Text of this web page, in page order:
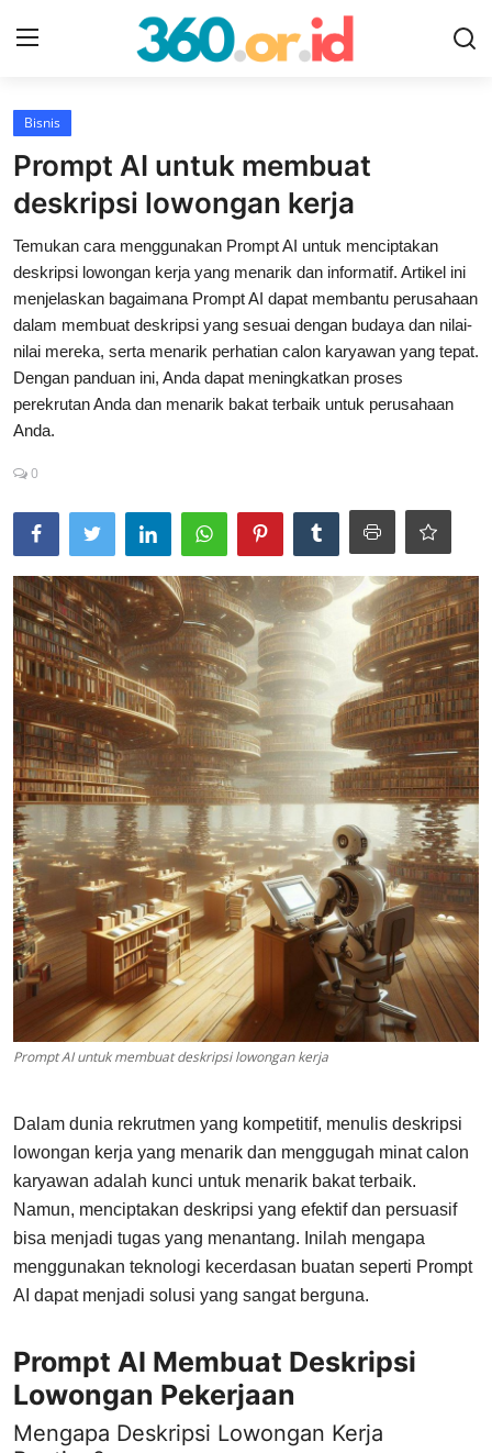
Beranda
Kontak
Contoh
Gambar
Bisnis
Sosmed
Artikel
Periklanan
Galeri
Submit Prompt Anda
Kustom
Bisnis
Prompt AI untuk membuat
deskripsi lowongan kerja
Temukan cara menggunakan Prompt AI untuk menciptakan
deskripsi lowongan kerja yang menarik dan informatif. Artikel ini
menjelaskan bagaimana Prompt AI dapat membantu perusahaan
dalam membuat deskripsi yang sesuai dengan budaya dan nilai-
nilai mereka, serta menarik perhatian calon karyawan yang tepat.
Dengan panduan ini, Anda dapat meningkatkan proses
perekrutan Anda dan menarik bakat terbaik untuk perusahaan
Anda.
0
Prompt AI untuk membuat deskripsi lowongan kerja
Dalam dunia rekrutmen yang kompetitif, menulis deskripsi
lowongan kerja yang menarik dan menggugah minat calon
karyawan adalah kunci untuk menarik bakat terbaik.
Namun, menciptakan deskripsi yang efektif dan persuasif
bisa menjadi tugas yang menantang. Inilah mengapa
menggunakan teknologi kecerdasan buatan seperti Prompt
AI dapat menjadi solusi yang sangat berguna.
Prompt AI Membuat Deskripsi
Lowongan Pekerjaan
Mengapa Deskripsi Lowongan Kerja